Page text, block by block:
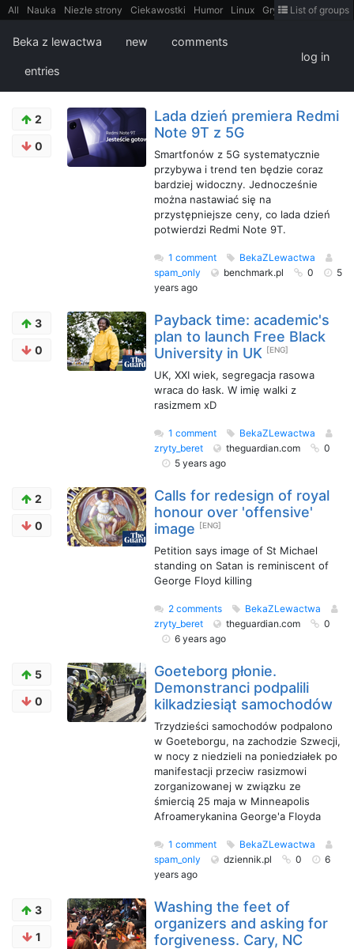
All Nauka Niezłe strony Ciekawostki Humor Linux Gry
Teh
Bezpieczeństwo
Książki Sugestie FotoHistoria
FilmyDokumentalne
Cytaty
List of groups
Beka z lewactwa new comments
entries
log in
2
0
Lada dzień premiera Redmi
Note 9T z 5G
Smartfonów z 5G systematycznie
przybywa i trend ten będzie coraz
bardziej widoczny. Jednocześnie
można nastawiać się na
przystępniejsze ceny, co lada dzień
potwierdzi Redmi Note 9T.
1 comment
BekaZLewactwa
spam_only
benchmark.pl 0
5
years ago
3
0
Payback time: academic's
plan to launch Free Black
University in UK [ENG]
UK, XXI wiek, segregacja rasowa
wraca do łask. W imię walki z
rasizmem xD
1 comment
BekaZLewactwa
zryty_beret
theguardian.com
0
5 years ago
2
0
Calls for redesign of royal
honour over 'offensive'
image [ENG]
Petition says image of St Michael
standing on Satan is reminiscent of
George Floyd killing
2 comments
BekaZLewactwa
zryty_beret
theguardian.com
0
6 years ago
5
0
Goeteborg płonie.
Demonstranci podpalili
kilkadziesiąt samochodów
Trzydzieści samochodów podpalono
w Goeteborgu, na zachodzie Szwecji,
w nocy z niedzieli na poniedziałek po
manifestacji przeciw rasizmowi
zorganizowanej w związku ze
śmiercią 25 maja w Minneapolis
Afroamerykanina George'a Floyda
1 comment
BekaZLewactwa
spam_only
dziennik.pl 0
6
years ago
3
1
Washing the feet of
organizers and asking for
forgiveness. Cary, NC